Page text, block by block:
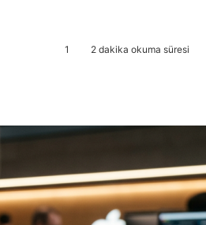
1 2 dakika okuma süresi